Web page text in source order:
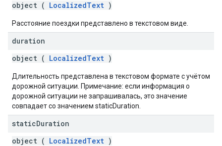
object ( LocalizedText )
Расстояние поездки представлено в текстовом виде.
duration
object ( LocalizedText )
Длительность представлена ​​в текстовом формате с учётом
дорожной ситуации. Примечание: если информация о
дорожной ситуации не запрашивалась, это значение
совпадает со значением staticDuration.
staticDuration
object ( LocalizedText )